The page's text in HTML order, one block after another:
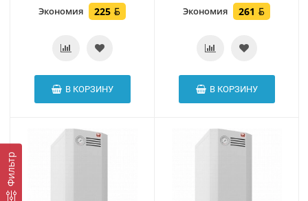
Фильтр
Экономия 225
В КОРЗИНУ
Экономия 261
В КОРЗИНУ